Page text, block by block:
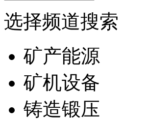
选择频道搜索
矿产能源
矿机设备
铸造锻压